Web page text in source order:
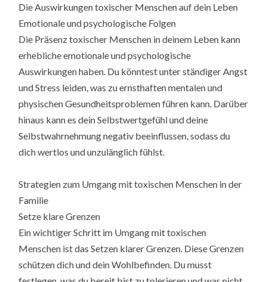
Die Auswirkungen toxischer Menschen auf dein Leben
Emotionale und psychologische Folgen
Die Präsenz toxischer Menschen in deinem Leben kann
erhebliche emotionale und psychologische
Auswirkungen haben. Du könntest unter ständiger Angst
und Stress leiden, was zu ernsthaften mentalen und
physischen Gesundheitsproblemen führen kann. Darüber
hinaus kann es dein Selbstwertgefühl und deine
Selbstwahrnehmung negativ beeinflussen, sodass du
dich wertlos und unzulänglich fühlst.
Strategien zum Umgang mit toxischen Menschen in der
Familie
Setze klare Grenzen
Ein wichtiger Schritt im Umgang mit toxischen
Menschen ist das Setzen klarer Grenzen. Diese Grenzen
schützen dich und dein Wohlbefinden. Du musst